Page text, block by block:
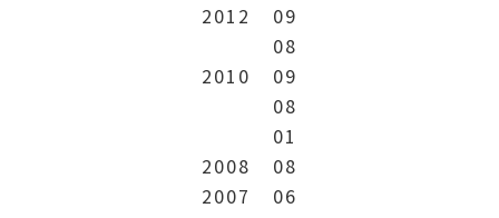
2012
09
08
2010
09
08
01
2008
08
2007
06